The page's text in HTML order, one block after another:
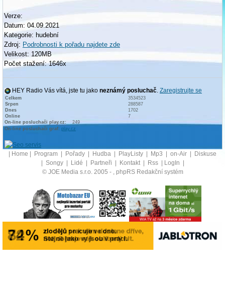
Verze:
Datum: 04.09.2021
Kategorie: hudební
Zdroj: Podrobnosti k pořadu najdete zde
Velikost: 120MB
Počet stažení: 1646x
HEY Radio Vás vítá, jste tu jako neznámý posluchač. Zaregistrujte se
Celkem
3534523
Srpen
288587
Dnes
1702
Online
7
On-line posluchači play.cz:
249
On-line posluchači graf: play.cz
Home Program Pořady Hudba PlayListy Mp3 on-Air
Diskuse
Songy Lidé Partneři Kontakt Rss LogIn
© JOE Media s.r.o. 2005 - , phpRS Redakční systém